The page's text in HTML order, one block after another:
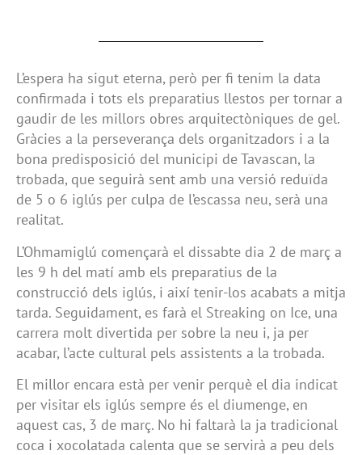
L’espera ha sigut eterna, però per fi tenim la data
confirmada i tots els preparatius llestos per tornar a
gaudir de les millors obres arquitectòniques de gel.
Gràcies a la perseverança dels organitzadors i a la
bona predisposició del municipi de Tavascan, la
trobada, que seguirà sent amb una versió reduïda
de 5 o 6 iglús per culpa de l’escassa neu, serà una
realitat.
L’Ohmamiglú començarà el dissabte dia 2 de març a
les 9 h del matí amb els preparatius de la
construcció dels iglús, i així tenir-los acabats a mitja
tarda. Seguidament, es farà el Streaking on Ice, una
carrera molt divertida per sobre la neu i, ja per
acabar, l’acte cultural pels assistents a la trobada.
El millor encara està per venir perquè el dia indicat
per visitar els iglús sempre és el diumenge, en
aquest cas, 3 de març. No hi faltarà la ja tradicional
coca i xocolatada calenta que se servirà a peu dels